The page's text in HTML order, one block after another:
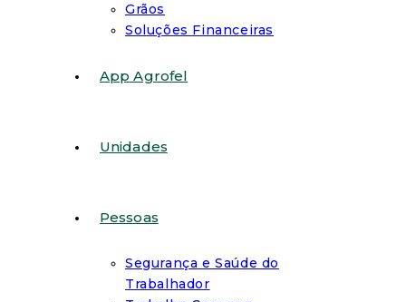
Grãos
Soluções Financeiras
App Agrofel
Unidades
Pessoas
Segurança e Saúde do
Trabalhador